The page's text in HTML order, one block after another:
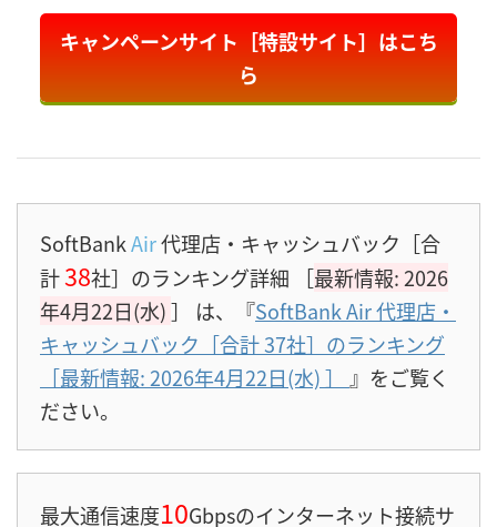
キャンペーンサイト［特設サイト］はこち
ら
SoftBankAir代理店・キャッシュバック［合
計38社］のランキング詳細 ［最新情報: 2026
年4月22日(水)］ は、『SoftBank Air 代理店・
キャッシュバック［合計 37社］のランキング
［最新情報: 2026年4月22日(水)］
』をご覧く
ださい。
最大通信速度10Gbpsのインターネット接続サ